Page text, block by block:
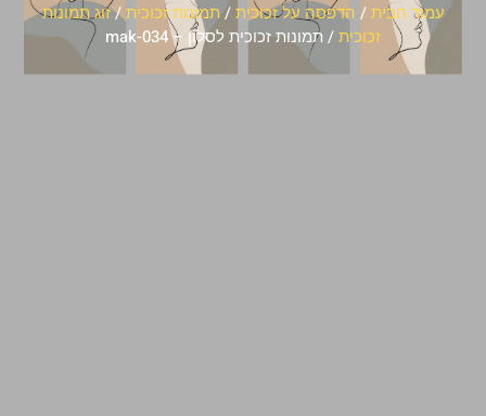
עמוד הבית/ הדפסה על זכוכית/תמונות זכוכית/זוג תמונות
זכוכית/ תמונות זכוכית לסלון – mak-034